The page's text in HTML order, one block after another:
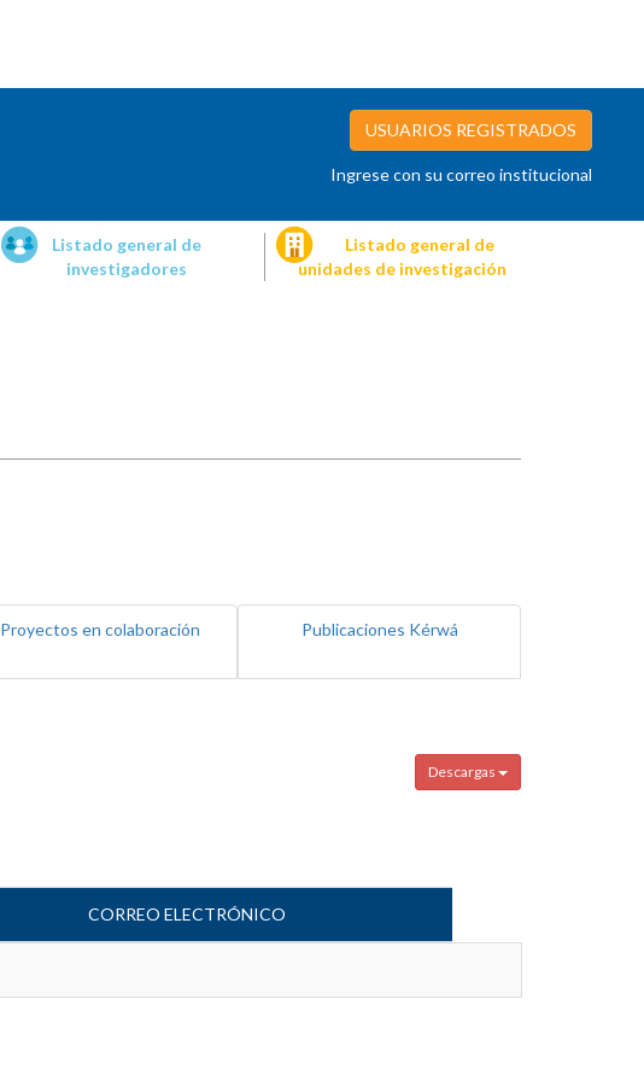
USUARIOS REGISTRADOS
Ingrese con su correo institucional
Listado general de
investigadores
Listado general de
unidades de investigación
Proyectos en colaboración Publicaciones Kérwá
Descargas
CORREO ELECTRÓNICO